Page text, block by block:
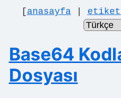
[anasayfa|
Base64
Dosyası